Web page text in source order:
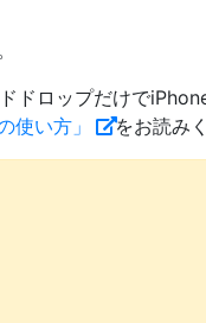
ドロップだけで
使い方」 をお読み